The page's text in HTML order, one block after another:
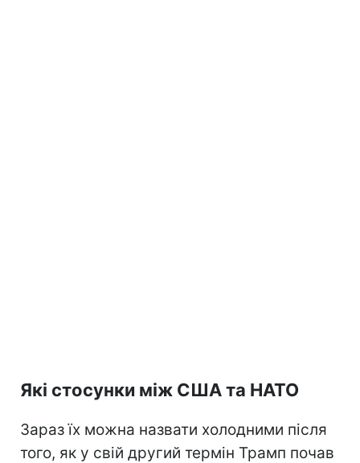
Які стосунки між США та НАТО
Зараз їх можна назвати холодними після
того, як у свій другий термін Трамп почав